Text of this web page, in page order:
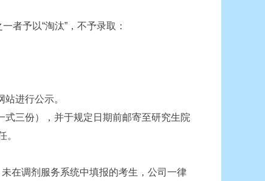
予以“淘汰”，不予录取：
进行公示。
三份），并于规定日期前邮寄至研究生院
。
在调剂服务系统中填报的考生，公司一律